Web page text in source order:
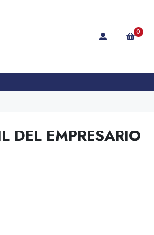
0
DEL EMPRESARIO